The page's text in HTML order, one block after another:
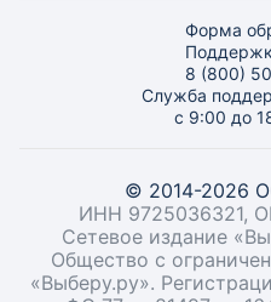
Форма
8 (800)
Служба
с 9:00 до
© 2014-2026
ИНН 9725036321,
Сетевое издание
Общество с
«Выберу.ру».